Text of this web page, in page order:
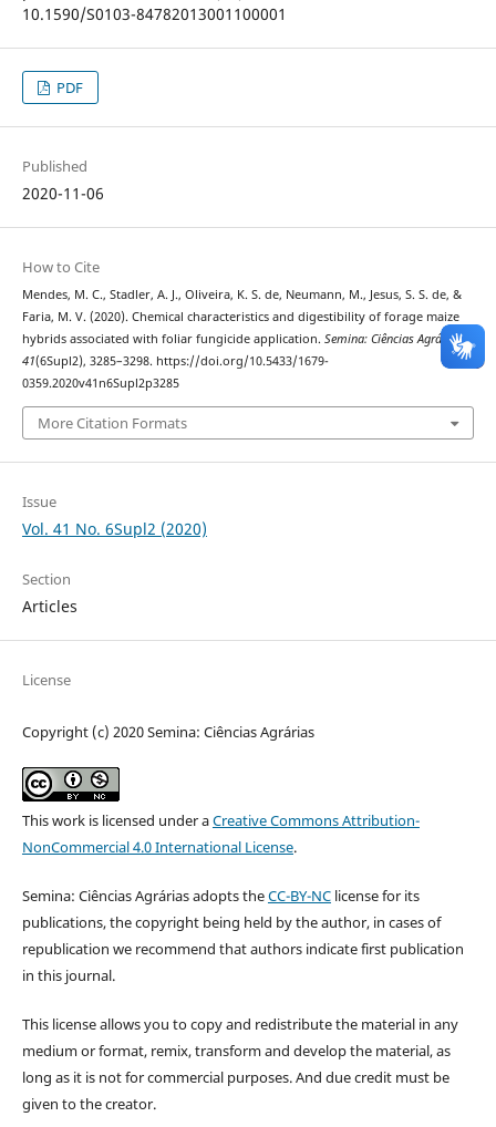
10.1590/S0103-84782013001100001
PDF
Published
2020-11-06
How to Cite
Mendes, M. C., Stadler, A. J., Oliveira, K. S. de, Neumann, M., Jesus, S. S. de, &
Faria, M. V. (2020). Chemical characteristics and digestibility of forage maize
hybrids associated with foliar fungicide application. Semina: Ciências Agrárias,
41(6Supl2), 3285–3298. https://doi.org/10.5433/1679-
0359.2020v41n6Supl2p3285
More Citation Formats
Issue
Vol. 41 No. 6Supl2 (2020)
Section
Articles
License
Copyright (c) 2020 Semina: Ciências Agrárias
This work is licensed under aCreative Commons Attribution-
NonCommercial 4.0 International License.
Semina: Ciências Agrárias adopts theCC-BY-NClicense for its
publications, the copyright being held by the author, in cases of
republication we recommend that authors indicate first publication
in this journal.
This license allows you to copy and redistribute the material in any
medium or format, remix, transform and develop the material, as
long as it is not for commercial purposes. And due credit must be
given to the creator.